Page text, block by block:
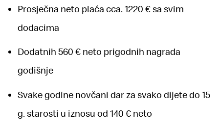
Prosječna neto plaća cca. 1220 € sa svim
dodacima
Dodatnih 560 € neto prigodnih nagrada
godišnje
Svake godine novčani dar za svako dijete do 15
g. starosti u iznosu od 140 € neto